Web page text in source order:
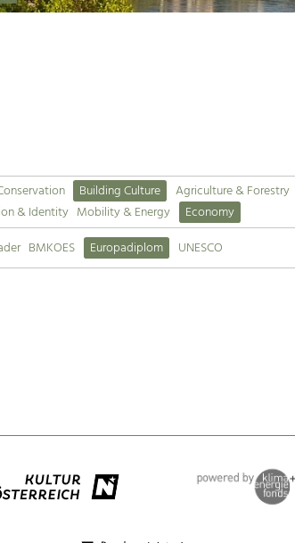
Building Culture Agriculture & Forestry
& Identity Mobility & Energy
Economy
BMKOES Europadiplom UNESCO